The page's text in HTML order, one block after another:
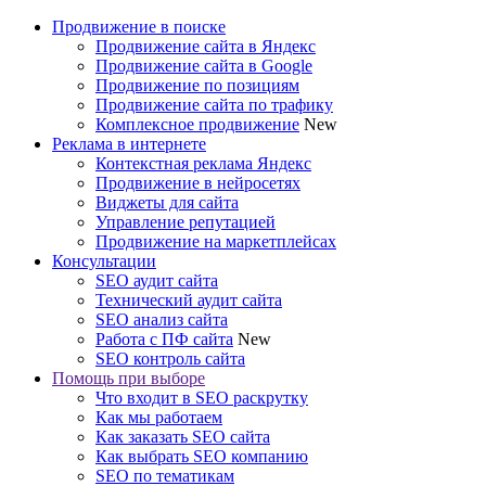
Продвижение в поиске
Продвижение сайта в Яндекс
Продвижение сайта в Google
Продвижение по позициям
Продвижение сайта по трафику
Комплексное продвижение New
Реклама в интернете
Контекстная реклама Яндекс
Продвижение в нейросетях
Виджеты для сайта
Управление репутацией
Продвижение на маркетплейсах
Консультации
SEO аудит сайта
Технический аудит сайта
SEO анализ сайта
Работа с ПФ сайта New
SEO контроль сайта
Помощь при выборе
Что входит в SEO раскрутку
Как мы работаем
Как заказать SEO сайта
Как выбрать SEO компанию
SEO по тематикам